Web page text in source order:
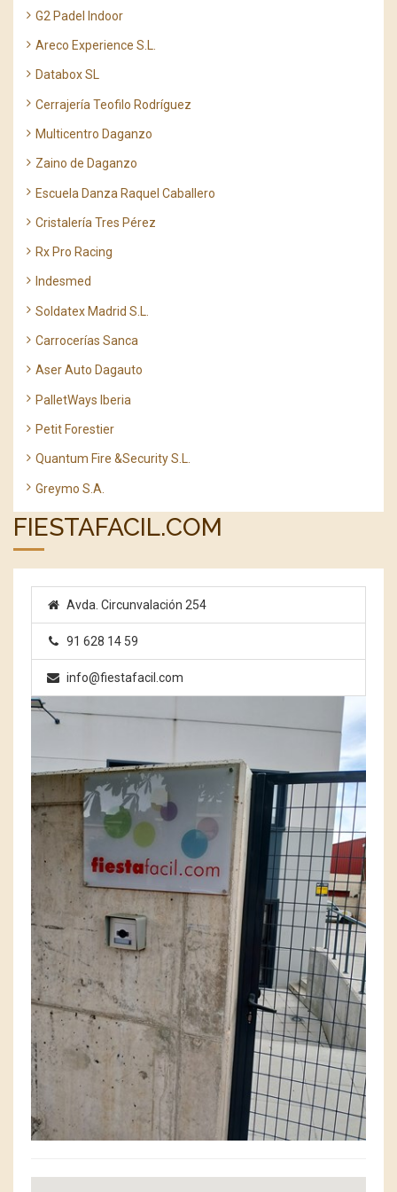
G2 Padel Indoor
Areco Experience S.L.
Databox SL
Cerrajería Teofilo Rodríguez
Multicentro Daganzo
Zaino de Daganzo
Escuela Danza Raquel Caballero
Cristalería Tres Pérez
Rx Pro Racing
Indesmed
Soldatex Madrid S.L.
Carrocerías Sanca
Aser Auto Dagauto
PalletWays Iberia
Petit Forestier
Quantum Fire &Security S.L.
Greymo S.A.
FIESTAFACIL.COM
Avda. Circunvalación 254
91 628 14 59
info@fiestafacil.com